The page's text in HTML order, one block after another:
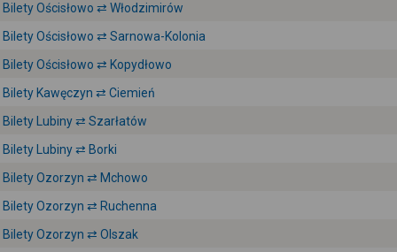
Bilety Ościsłowo ⇄ Włodzimirów
Bilety Ościsłowo ⇄ Sarnowa-Kolonia
Bilety Ościsłowo ⇄ Kopydłowo
Bilety Kawęczyn ⇄ Ciemień
Bilety Lubiny ⇄ Szarłatów
Bilety Lubiny ⇄ Borki
Bilety Ozorzyn ⇄ Mchowo
Bilety Ozorzyn ⇄ Ruchenna
Bilety Ozorzyn ⇄ Olszak